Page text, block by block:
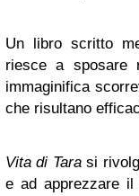
Un libro scritto
riesce a sposare
immaginifica
che risultano
Vita di Tarasi
e ad apprezzare